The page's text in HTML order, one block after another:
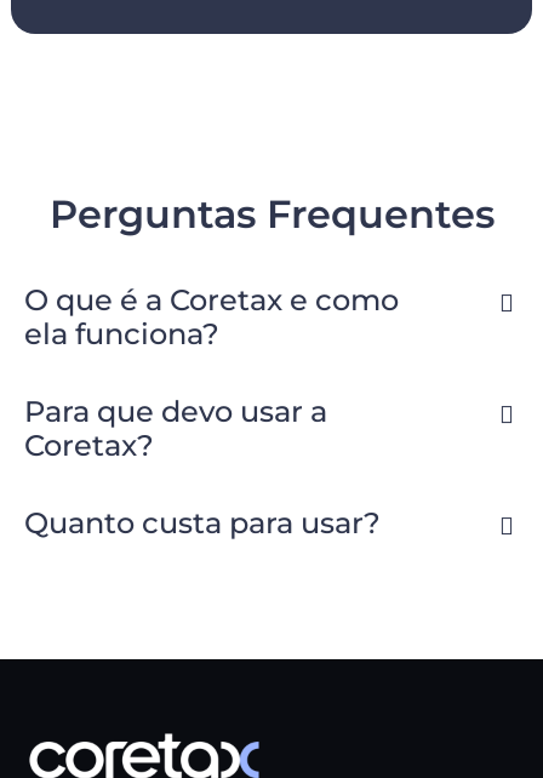
Perguntas Frequentes
O que é a Coretax e como
ela funciona?
Para que devo usar a
Coretax?
Quanto custa para usar?